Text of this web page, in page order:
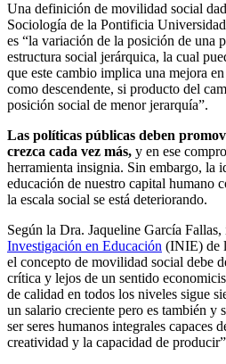
Una definición de movilidad social
Sociología de la Pontificia
es “la variación de la posición de una
estructura social jerárquica, la cual
que este cambio implica una mejora
como descendente, si producto del
posición social de menor jerarquía”.
Las políticas públicas deben
crezca cada vez más, y en ese
herramienta insignia. Sin embargo, la
educación de nuestro capital humano
la escala social se está deteriorando.
Según la Dra. Jaqueline García
Investigación en Educación (INIE) de
el concepto de movilidad social debe
crítica y lejos de un sentido
de calidad en todos los niveles sigue
un salario creciente pero es también y
ser seres humanos integrales capaces
creatividad y la capacidad de